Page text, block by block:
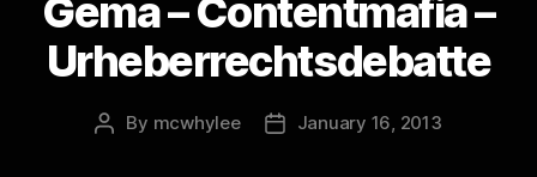
Gema – Contentmafia –
Urheberrechtsdebatte
Post
By mcwhylee
PostJanuary 16, 2013